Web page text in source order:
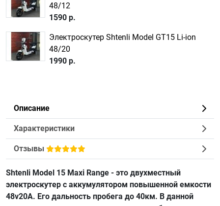
48/12
1590 р.
Электроскутер Shtenli Model GT15 Li-ion
48/20
1990 р.
Описание
Характеристики
Отзывы
Shtenli Model 15 Maxi Range - это двухместный
электроскутер с аккумулятором повышенной емкости
48v20А. Его дальность пробега до 40км. В данной